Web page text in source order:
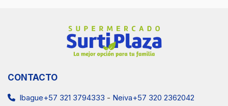
CONTACTO
Ibague+57 321 3794333 - Neiva+57 320 2362042